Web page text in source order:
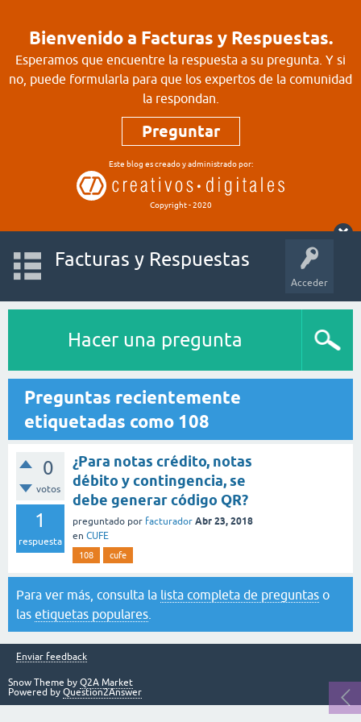
Bienvenido a Facturas y Respuestas.
Esperamos que encuentre la respuesta a su pregunta. Y si
no, puede formularla para que los expertos de la comunidad
la respondan.
Preguntar
Este blog es creado y administrado por:
Copyright - 2020
Acceder
Facturas y Respuestas
Hacer una pregunta
Preguntas recientemente
etiquetadas como 108
0
votos
1
respuesta
¿Para notas crédito, notas
débito y contingencia, se
debe generar código QR?
preguntado por facturador Abr 23, 2018
en CUFE
108 cufe
Para ver más, consulta la lista completa de preguntas o
las etiquetas populares
Enviar feedback
Snow Theme by Q2A Market
Powered by Question2Answer